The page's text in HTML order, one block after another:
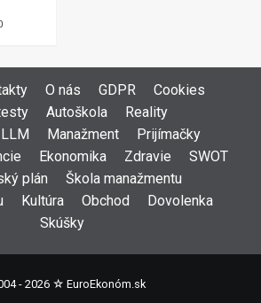
O nás GDPR
Cookies
Autoškola
Reality
LLM
Manažment
Prijímačky
Ekonomika Zdravie
SWOT
plán
Škola manažmentu
Kultúra Obchod
Dovolenka
Skúšky
- 2026 ☆ EuroEkonóm.sk